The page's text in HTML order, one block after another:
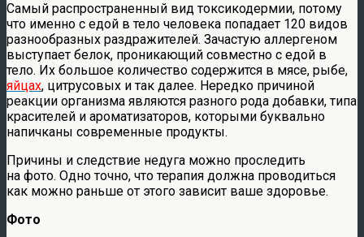
Самый распространенный вид токсикодермии, потому
что именно с едой в тело человека попадает 120 видов
разнообразных раздражителей. Зачастую аллергеном
выступает белок, проникающий совместно с едой в
тело. Их большое количество содержится в мясе, рыбе,
яйцах, цитрусовых и так далее. Нередко причиной
реакции организма являются разного рода добавки, типа
красителей и ароматизаторов, которыми буквально
напичканы современные продукты.
Причины и следствие недуга можно проследить
на фото. Одно точно, что терапия должна проводиться
как можно раньше от этого зависит ваше здоровье.
Фото